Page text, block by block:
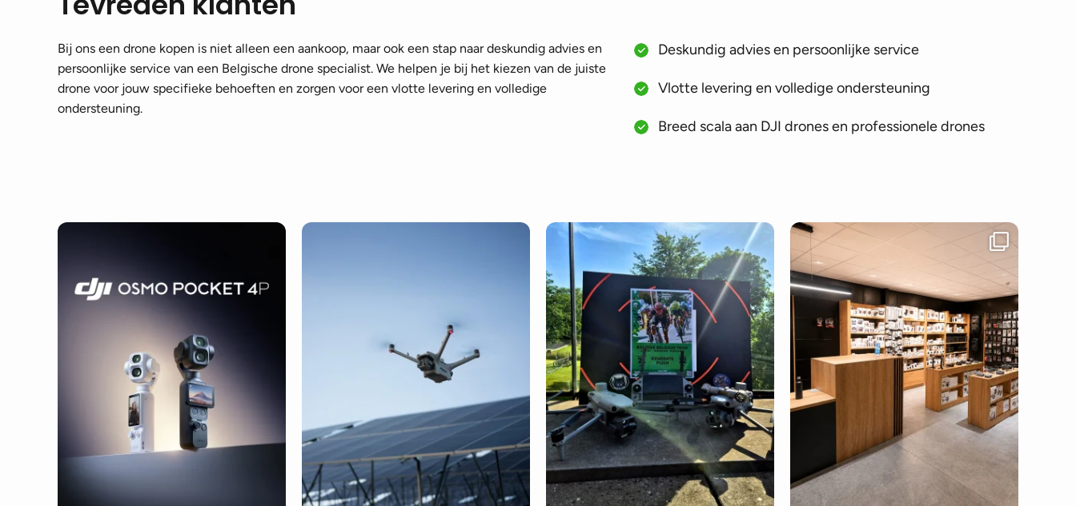
Bij ons een drone kopen is niet alleen een aankoop, maar ook een stap naar deskundig advies en
persoonlijke service van een Belgische drone specialist. We helpen je bij het kiezen van de juiste
drone voor jouw specifieke behoeften en zorgen voor een vlotte levering en volledige
ondersteuning.
Deskundig advies en persoonlijke service
Vlotte levering en volledige ondersteuning
Breed scala aan DJI drones en professionele drones